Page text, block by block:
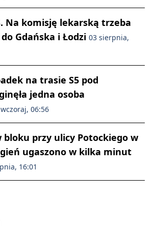
Na komisję lekarską trzeba
Gdańska i Łodzi 03 sierpnia,
na trasie S5 pod
jedna osoba
wczoraj, 06:56
bloku przy ulicy Potockiego w
ugaszono w kilka minut
16:01